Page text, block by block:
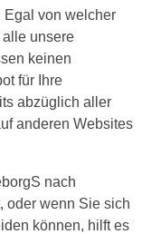
Egal von welcher
unsere
keinen
für Ihre
abzüglich aller
anderen Websites
nach
oder wenn Sie sich
können, hilft es